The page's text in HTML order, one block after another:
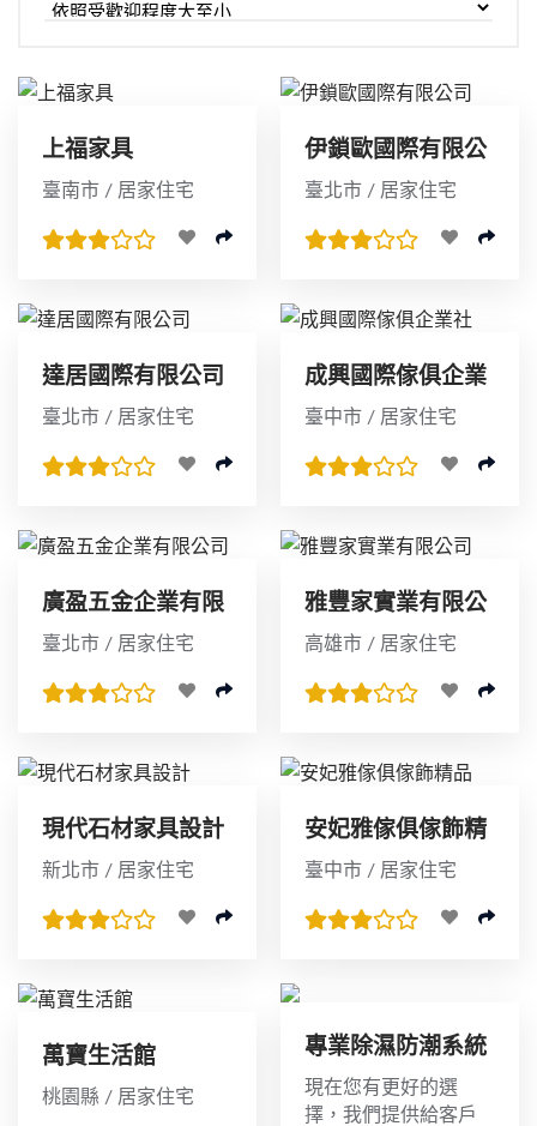
上福家具
臺南市 / 居家住宅
伊鎖歐國際有限公
司
臺北市 / 居家住宅
達居國際有限公司
臺北市 / 居家住宅
成興國際傢俱企業
社
臺中市 / 居家住宅
廣盈五金企業有限
公司
臺北市 / 居家住宅
雅豐家實業有限公
司
高雄市 / 居家住宅
現代石材家具設計
新北市 / 居家住宅
安妃雅傢俱傢飾精
品
臺中市 / 居家住宅
萬寶生活館
桃園縣 / 居家住宅
專業除濕防潮系統
櫃訂製
現在您有更好的選
擇，我們提供給客戶